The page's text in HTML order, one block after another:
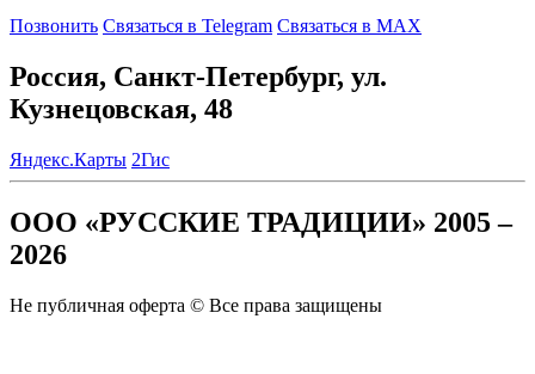
Позвонить Связаться в Telegram Связаться в MAX
Россия, Санкт-Петербург, ул.
Кузнецовская, 48
Яндекс.Карты 2Гис
ООО «РУССКИЕ ТРАДИЦИИ» 2005 –
2026
Не публичная оферта © Все права защищены